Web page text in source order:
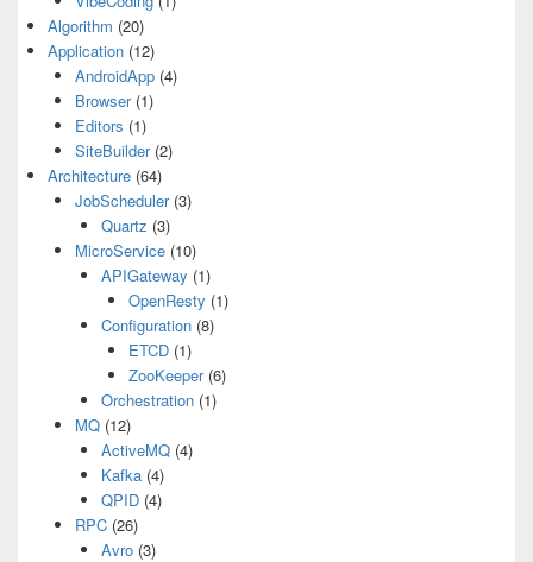
Algorithm (20)
Application (12)
AndroidApp(4)
Browser(1)
Editors (1)
SiteBuilder(2)
Architecture (64)
JobScheduler(3)
Quartz (3)
MicroService(10)
APIGateway (1)
OpenResty (1)
Configuration (8)
ETCD(1)
ZooKeeper(6)
Orchestration (1)
MQ(12)
ActiveMQ (4)
Kafka (4)
QPID (4)
RPC(26)
Avro (3)